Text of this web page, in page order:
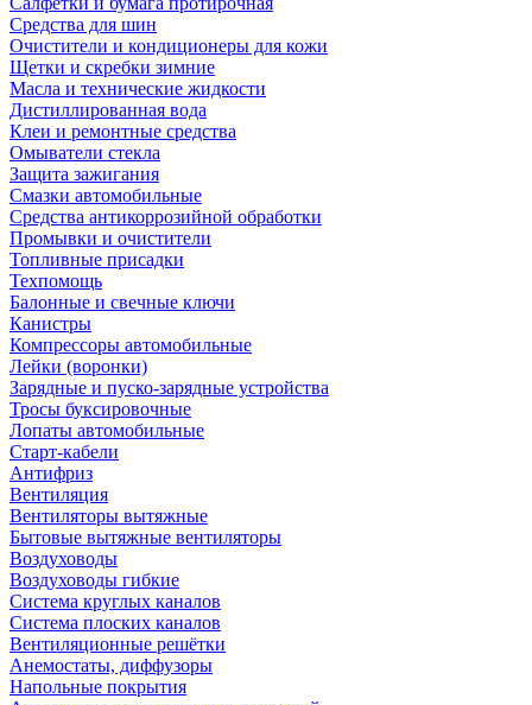
Средства для шин
Очистители и кондиционеры для кожи
Щетки и скребки зимние
Масла и технические жидкости
Дистиллированная вода
Клеи и ремонтные средства
Омыватели стекла
Защита зажигания
Смазки автомобильные
Средства антикоррозийной обработки
Промывки и очистители
Топливные присадки
Техпомощь
Балонные и свечные ключи
Канистры
Компрессоры автомобильные
Лейки (воронки)
Зарядные и пуско-зарядные устройства
Тросы буксировочные
Лопаты автомобильные
Старт-кабели
Антифриз
Вентиляция
Вентиляторы вытяжные
Бытовые вытяжные вентиляторы
Воздуховоды
Воздуховоды гибкие
Система круглых каналов
Система плоских каналов
Вентиляционные решётки
Анемостаты, диффузоры
Напольные покрытия